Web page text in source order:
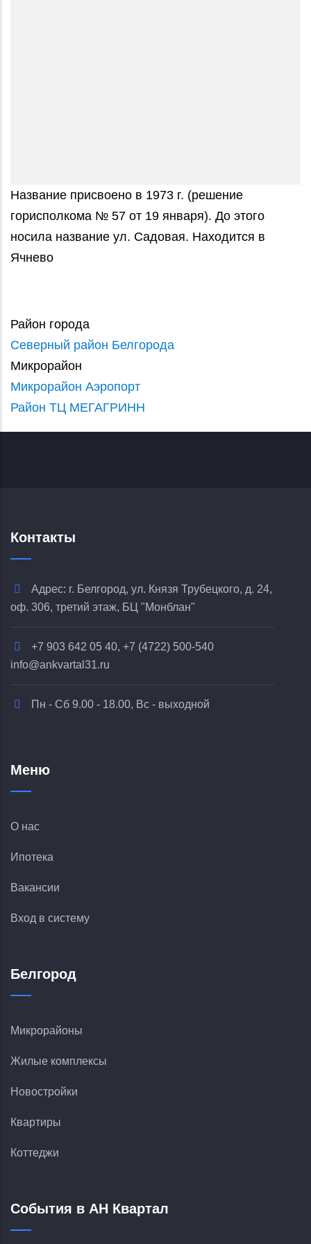
Название присвоено в 1973 г. (решение
горисполкома № 57 от 19 января). До этого
носила название ул. Садовая. Находится в
Ячнево
Район города
Северный район Белгорода
Микрорайон
Микрорайон Аэропорт
Район ТЦ МЕГАГРИНН
Контакты
Адрес: г. Белгород, ул. Князя Трубецкого, д. 24,
оф. 306, третий этаж, БЦ "Монблан"
+7 903 642 05 40, +7 (4722) 500-540
info@ankvartal31.ru
Пн - Сб 9.00 - 18.00, Вс - выходной
Меню
О нас
Ипотека
Вакансии
Вход в систему
Белгород
Микрорайоны
Жилые комплексы
Новостройки
Квартиры
Коттеджи
События в АН Квартал